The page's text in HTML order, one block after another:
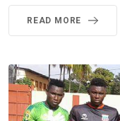
READ MORE